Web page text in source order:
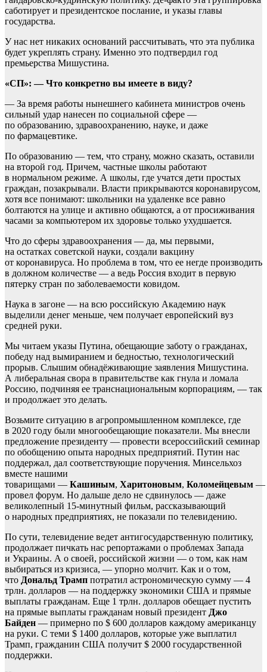
саботирует и президентское послание, и указы главы
государства.
У нас нет никаких оснований рассчитывать, что эта публика
будет укреплять страну. Именно это подтвердил год
премьерства Мишустина.
«СП»: — Что конкретно вы имеете в виду?
— За время работы нынешнего кабинета министров очень
сильный удар нанесен по социальной сфере —
по образованию, здравоохранению, науке, и даже
по фармацевтике.
По образованию — тем, что страну, можно сказать, оставили
на второй год. Причем, частные школы работают
в нормальном режиме. А школы, где учатся дети простых
граждан, позакрывали. Власти прикрываются коронавирусом,
хотя все понимают: школьники на удаленке все равно
болтаются на улице и активно общаются, а от просиживания
часами за компьютером их здоровье только ухудшается.
Что до сферы здравоохранения — да, мы первыми,
на остатках советской науки, создали вакцину
от коронавируса. Но проблема в том, что ее негде производить
в должном количестве — а ведь Россия входит в первую
пятерку стран по заболеваемости ковидом.
Наука в загоне — на всю российскую Академию наук
выделили денег меньше, чем получает европейский вуз
средней руки.
Мы читаем указы Путина, обещающие заботу о гражданах,
победу над вымиранием и бедностью, технологический
прорыв. Слышим обнадёживающие заявления Мишустина.
А либеральная свора в правительстве как гнула и ломала
Россию, подчиняя ее транснациональным корпорациям, — так
и продолжает это делать.
Возьмите ситуацию в агропромышленном комплексе, где
в 2020 году были многообещающие показатели. Мы внесли
предложение президенту — провести всероссийский семинар
по обобщению опыта народных предприятий. Путин нас
поддержал, дал соответствующие поручения. Минсельхоз
вместе нашими
товарищами — Кашиным, Харитоновым, Коломейцевым —
провел форум. Но дальше дело не сдвинулось — даже
великолепный 15-минутный фильм, рассказывающий
о народных предприятиях, не показали по телевидению.
По сути, телевидение ведет антигосударственную политику,
продолжает пичкать нас репортажами о проблемах Запада
и Украины. А о своей, российской жизни — о том, как нам
выбираться из кризиса, — упорно молчит. Как и о том,
что Дональд Трамп потратил астрономическую сумму — 4
трлн. долларов — на поддержку экономики США и прямые
выплаты гражданам. Еще 1 трлн. долларов обещает пустить
на прямые выплаты гражданам новый президент Джо
Байден — примерно по $ 600 долларов каждому американцу
на руки. С теми $ 1400 долларов, которые уже выплатил
Трамп, гражданин США получит $ 2000 государственной
поддержки.